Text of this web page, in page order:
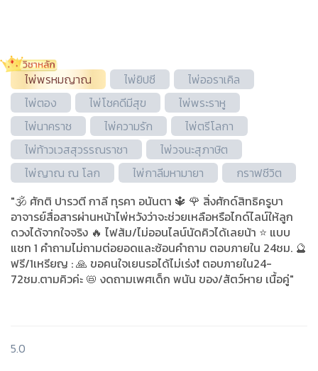
ไพ่พรหมญาณ ไพ่ยิปซี
ไพ่ออราเคิล
ไพ่ตอง
ไพ่โชคดีมีสุข
ไพ่พระราหู
ไพ่นาคราช
ไพ่ความรัก
ไพ่ตรีโลกา
ไพ่ท้าวเวสสุวรรณราชา
ไพ่วจนะ​สุภาษิต​
ไพ่ญาณ ณ โลก
ไพ่กาลีมหามายา
กราฟชีวิต
"🕉 ศักติ ปารวตี กาลี ทุรคา อนันตา 🔱 🌹 สิ่งศักด์สิทธิครูบา
อาจารย์สื่อสารผ่านหน้าไพ่หวังว่าจะช่วยเหลือหรือไกด์ไลน์ให้ลูก
ดวงได้จากใจจริง 🔥 ไฟส้ม/ไม่ออนไลน์นัดคิวได้เลยน้า ⭐️ แบบ
แชท 1 คำถามไม่ถามต่อยอดและซ้อนคำถาม ตอบภายใน 24ชม. 🔮
ฟรี/1เหรียญ : 🙏 ขอคนใจเยนรอได้ไม่เร่ง❗ ตอบภายใน24-
72ชม.ตามคิวค่ะ 📛 งดถามเพศเด็ก พนัน ของ/สัตว์หาย เนื้อคู่"
5.0